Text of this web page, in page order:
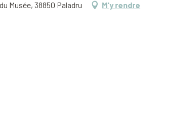
Musée, 38850 Paladru M'y rendre